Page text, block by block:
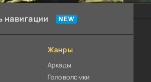
навигации
Жанры
Аркады
Головоломки